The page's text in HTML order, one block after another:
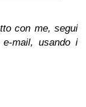
con me, segui
mail, usando i